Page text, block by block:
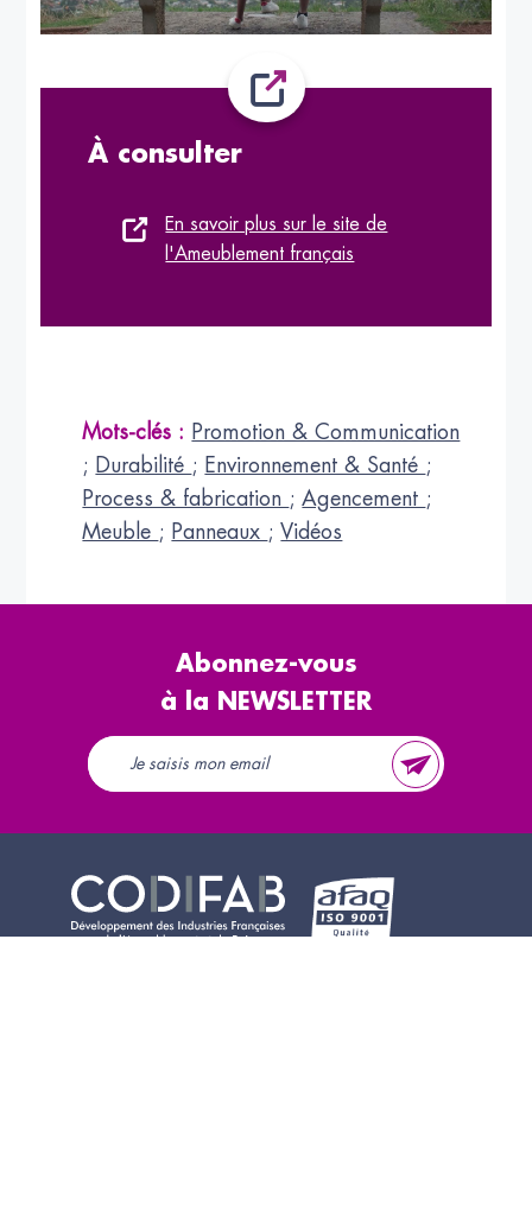
À consulter
En savoir plus sur le site de
l'Ameublement français
Mots-clés : Promotion & Communication
; Durabilité ; Environnement & Santé ;
Process & fabrication ;Agencement ;
Meuble ; Panneaux ; Vidéos
Abonnez-vous
à la NEWSLETTER